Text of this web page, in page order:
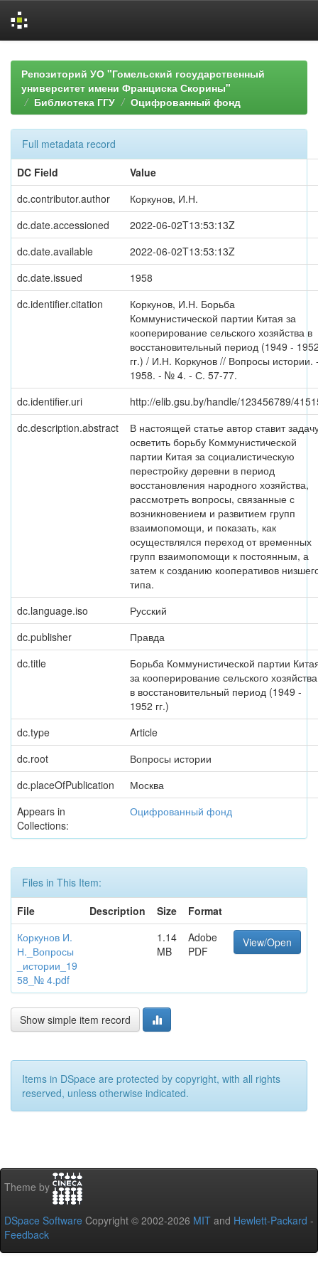
navigationРепозиторий УО "Гомельский государственный
университет имени Франциска Скорины"
Библиотека ГГУ
Оцифрованный фонд
Full metadata record
DC Field
Value
dc.contributor.author
Коркунов, И.Н.
dc.date.accessioned
2022-06-02T13:53:13Z
dc.date.available
2022-06-02T13:53:13Z
dc.date.issued
1958
dc.identifier.citation
Коркунов, И.Н. Борьба
Коммунистической партии Китая за
кооперирование сельского хозяйства в
восстановительный период (1949 -
гг.) / И.Н. Коркунов // Вопросы истории.
1958. - № 4. - С. 57-77.
dc.identifier.uri
http://elib.gsu.by/handle/123456789/
dc.description.abstract
В настоящей статье автор ставит
осветить борьбу Коммунистической
партии Китая за социалистическую
перестройку деревни в период
восстановления народного хозяйства,
рассмотреть вопросы, связанные с
возникновением и развитием групп
взаимопомощи, и показать, как
осуществлялся переход от временных
групп взаимопомощи к постоянным, а
затем к созданию кооперативов
типа.
dc.language.iso
Русский
dc.publisher
Правда
dc.title
Борьба Коммунистической партии
за кооперирование сельского хозяйства
в восстановительный период (1949 -
1952 гг.)
dc.type
Article
dc.root
Вопросы истории
dc.placeOfPublication
Москва
Appears in
Collections:
Оцифрованный фонд
Files in This Item:
File
Description Size
Format
Коркунов И.
Н._Вопросы
_истории_19
58_№ 4.pdf
1.14
MB
Adobe
PDF
View/Open
Show simple item record
Items in DSpace are protected by copyright, with all rights
reserved, unless otherwise indicated.
Theme by
DSpace Software Copyright © 2002-2026 MIT and Hewlett-Packard -
Feedback